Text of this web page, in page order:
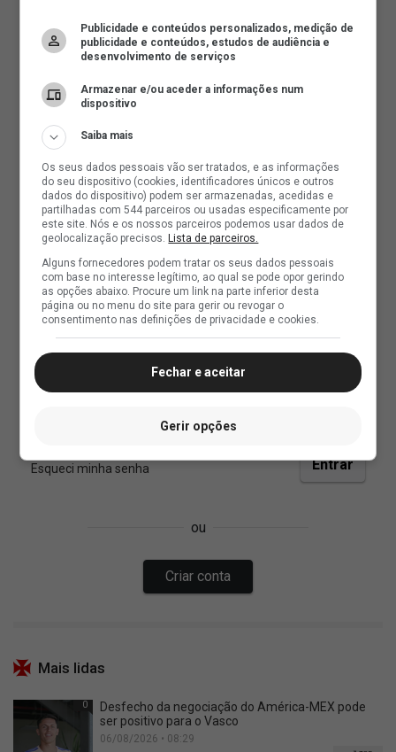
Mais lidas
0
Desfecho da negociação do América-MEX pode
ser positivo para o Vasco
06/08/2026 • 08:29
Publicidade e conteúdos personalizados, medição de
publicidade e conteúdos, estudos de audiência e
desenvolvimento de serviços
Armazenar e/ou aceder a informações num
dispositivo
Saiba mais
Os seus dados pessoais vão ser tratados, e as informações
do seu dispositivo (cookies, identificadores únicos e outros
dados do dispositivo) podem ser armazenadas, acedidas e
partilhadas com 544 parceiros ou usadas especificamente por
este site. Nós e os nossos parceiros podemos usar dados de
geolocalização precisos. Lista de parceiros.
Alguns fornecedores podem tratar os seus dados pessoais
com base no interesse legítimo, ao qual se pode opor gerindo
as opções abaixo. Procure um link na parte inferior desta
página ou no menu do site para gerir ou revogar o
consentimento nas definições de privacidade e cookies.
Fechar e aceitar
Gerir opções